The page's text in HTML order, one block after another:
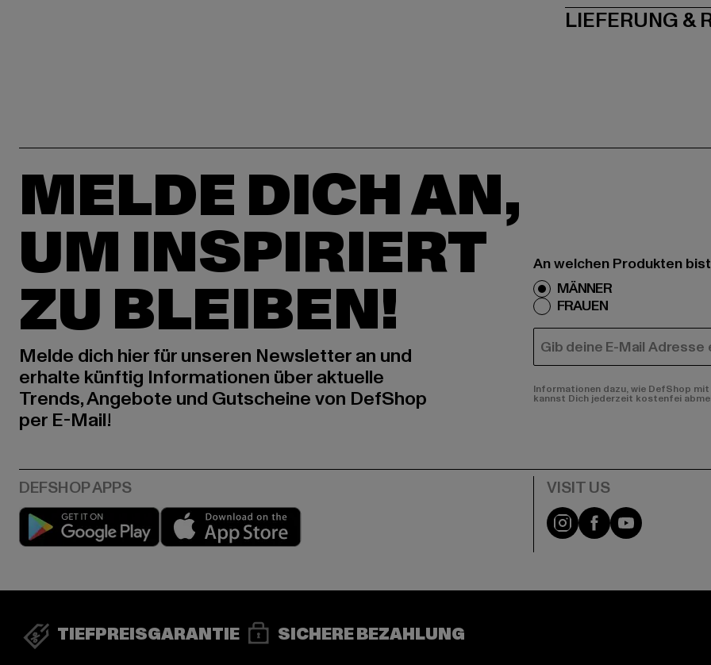
LIEFERUNG &
MELDE DICH AN,
UM INSPIRIERT
ZU BLEIBEN!
Melde dich hier für unseren Newsletter an und
erhalte künftig Informationen über aktuelle
Trends, Angebote und Gutscheine von DefShop
per E-Mail!
An welchen Produkten
MÄNNER
FRAUEN
E-MAIL
Informationen dazu, wie DefShop
kannst Dich jederzeit kostenfei
Play market Visit our Instagram
Visit ourVisit our
TIEFPREISGARANTIE SICHERE BEZAHLUNG